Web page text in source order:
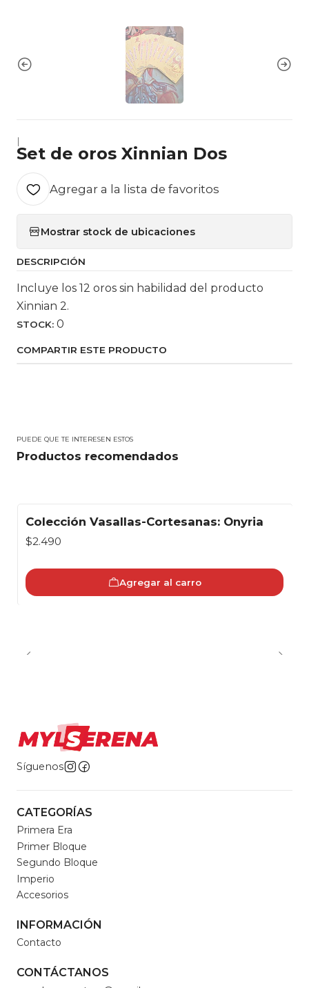
|
Set de oros Xinnian Dos
Agregar a la lista de favoritos
Mostrar stock de ubicaciones
DESCRIPCIÓN
Incluye los 12 oros sin habilidad del producto
Xinnian 2.
STOCK: 0
COMPARTIR ESTE PRODUCTO
PUEDE QUE TE INTERESEN ESTOS
Productos recomendados
Colección Vasallas-Cortesanas: Onyria
$2.490
Agregar al carro
Síguenos
CATEGORÍAS
Primera Era
Primer Bloque
Segundo Bloque
Imperio
Accesorios
INFORMACIÓN
Contacto
CONTÁCTANOS